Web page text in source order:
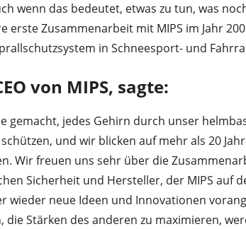
wenn das bedeutet, etwas zu tun, was
erste Zusammenarbeit mit MIPS im Jahr
in Schneesport- und
von MIPS, sagte:
gemacht, jedes Gehirn durch unser
und wir blicken auf mehr als 20
Wir freuen uns sehr über die
Sicherheit und Hersteller, der MIPS auf
wieder neue Ideen und Innovationen
die Stärken des anderen zu maximieren,